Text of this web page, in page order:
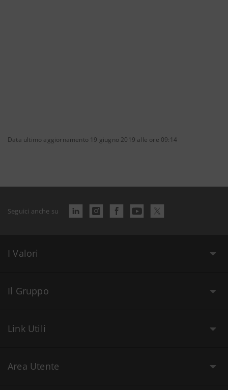
Data ultimo aggiornamento 19 giugno 2019 alle ore 09:14
Seguici anche su
I Valori
Il Gruppo
Link Utili
Area Utente